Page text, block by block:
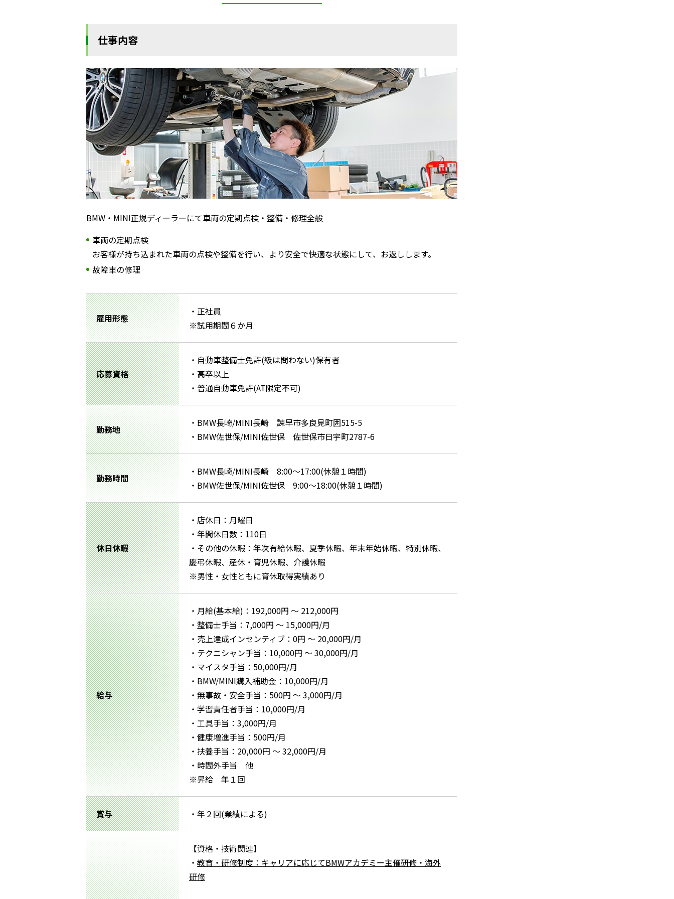
仕事内容
BMW・MINI正規ディーラーにて車両の定期点検・整備・修理全般
車両の定期点検
お客様が持ち込まれた車両の点検や整備を行い、より安全で快適な状態にして、お返しします。
故障車の修理
雇用形態
・正社員
※試用期間６か月
応募資格
・自動車整備士免許(級は問わない)保有者
・高卒以上
・普通自動車免許(AT限定不可)
勤務地
・BMW長崎/MINI長崎 諫早市多良見町囲515-5
・BMW佐世保/MINI佐世保 佐世保市日宇町2787-6
勤務時間
・BMW長崎/MINI長崎 8:00～17:00(休憩１時間)
・BMW佐世保/MINI佐世保 9:00～18:00(休憩１時間)
休日休暇
・店休日：月曜日
・年間休日数：110日
・その他の休暇：年次有給休暇、夏季休暇、年末年始休暇、特別休暇、
慶弔休暇、産休・育児休暇、介護休暇
※男性・女性ともに育休取得実績あり
給与
・月給(基本給)：192,000円 ～ 212,000円
・整備士手当：7,000円 ～ 15,000円/月
・売上達成インセンティブ：0円 ～ 20,000円/月
・テクニシャン手当：10,000円 ～ 30,000円/月
・マイスタ手当：50,000円/月
・BMW/MINI購入補助金：10,000円/月
・無事故・安全手当：500円 ～ 3,000円/月
・学習責任者手当：10,000円/月
・工具手当：3,000円/月
・健康増進手当：500円/月
・扶養手当：20,000円 ～ 32,000円/月
・時間外手当 他
※昇給 年１回
賞与 ・年２回(業績による)
【資格・技術関連】
・ 教育・研修制度：キャリアに応じてBMWアカデミー主催研修・海外
研修